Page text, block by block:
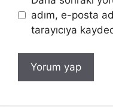
adım, e-posta
tarayıcıya